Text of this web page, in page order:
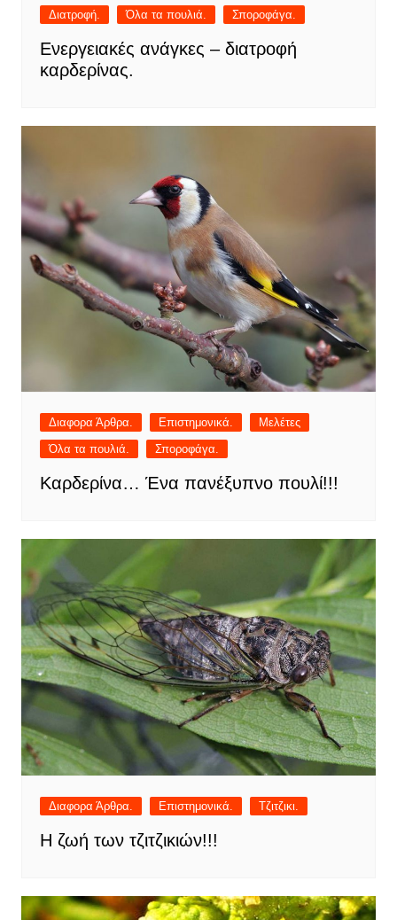
Διατροφή. Όλα τα πουλιά. Σποροφάγα.
Ενεργειακές ανάγκες – διατροφή
καρδερίνας.
Διαφορα Άρθρα. Επιστημονικά.
Μελέτες
Όλα τα πουλιά.
Σποροφάγα.
Καρδερίνα… Ένα πανέξυπνο πουλί!!!
Διαφορα Άρθρα. Επιστημονικά. Τζιτζικι.
Η ζωή των τζιτζικιών!!!